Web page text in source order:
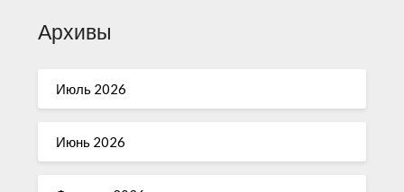
Архивы
Июль 2026
Июнь 2026